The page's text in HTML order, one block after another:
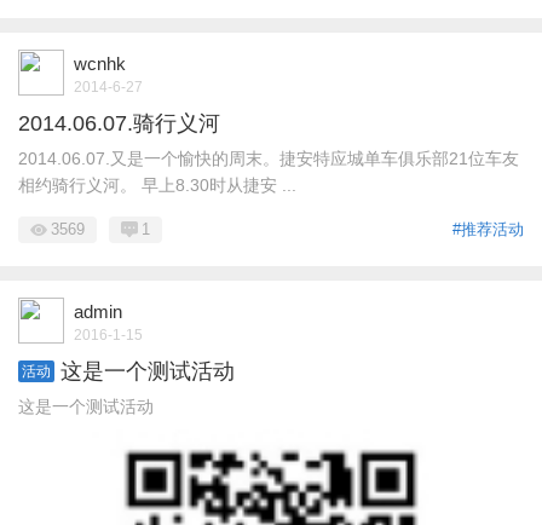
wcnhk
2014-6-27
2014.06.07.骑行义河
2014.06.07.又是一个愉快的周末。捷安特应城单车俱乐部21位车友
相约骑行义河。 早上8.30时从捷安 ...
#推荐活动
3569 1
admin
2016-1-15
活动 这是一个测试活动
这是一个测试活动